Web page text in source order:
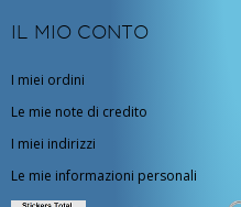
IL MIO CONTO
I miei ordini
Le mie note di credito
I miei indirizzi
Le mie informazioni personali